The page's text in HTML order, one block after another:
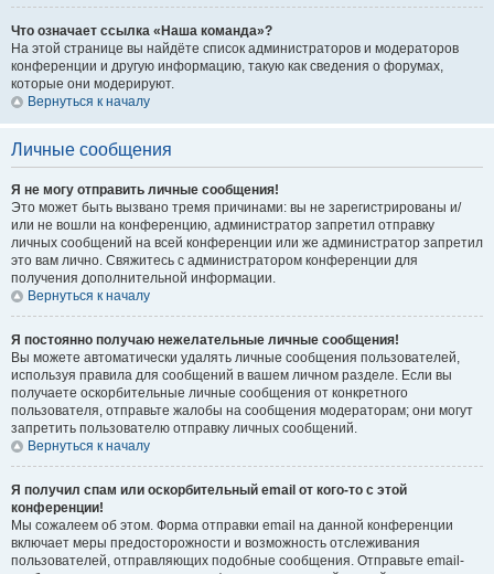
Что означает ссылка «Наша команда»?
На этой странице вы найдёте список администраторов и модераторов
конференции и другую информацию, такую как сведения о форумах,
которые они модерируют.
Вернуться к началу
Личные сообщения
Я не могу отправить личные сообщения!
Это может быть вызвано тремя причинами: вы не зарегистрированы и/
или не вошли на конференцию, администратор запретил отправку
личных сообщений на всей конференции или же администратор запретил
это вам лично. Свяжитесь с администратором конференции для
получения дополнительной информации.
Вернуться к началу
Я постоянно получаю нежелательные личные сообщения!
Вы можете автоматически удалять личные сообщения пользователей,
используя правила для сообщений в вашем личном разделе. Если вы
получаете оскорбительные личные сообщения от конкретного
пользователя, отправьте жалобы на сообщения модераторам; они могут
запретить пользователю отправку личных сообщений.
Вернуться к началу
Я получил спам или оскорбительный email от кого-то с этой
конференции!
Мы сожалеем об этом. Форма отправки email на данной конференции
включает меры предосторожности и возможность отслеживания
пользователей, отправляющих подобные сообщения. Отправьте email-